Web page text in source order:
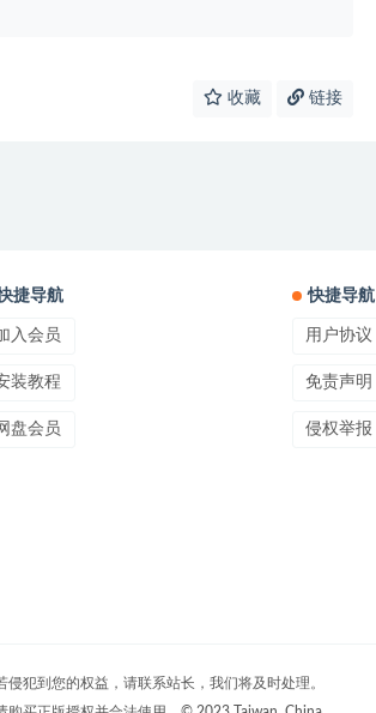
收藏 链接
捷导航
入会员
装教程
盘会员
快捷导航
用户协议
免责声明
侵权举报
犯到您的权益，请联系站长，我们将及时处理。